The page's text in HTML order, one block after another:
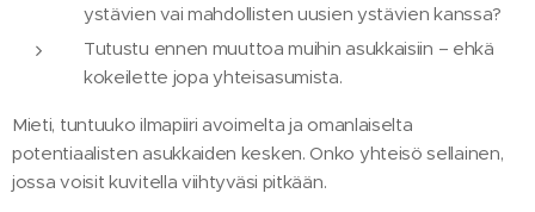
ystävien vai mahdollisten uusien ystävien kanssa?
Tutustu ennen muuttoa muihin asukkaisiin – ehkä
kokeilette jopa yhteisasumista.
Mieti, tuntuuko ilmapiiri avoimelta ja omanlaiselta
potentiaalisten asukkaiden kesken. Onko yhteisö sellainen,
jossa voisit kuvitella viihtyväsi pitkään.